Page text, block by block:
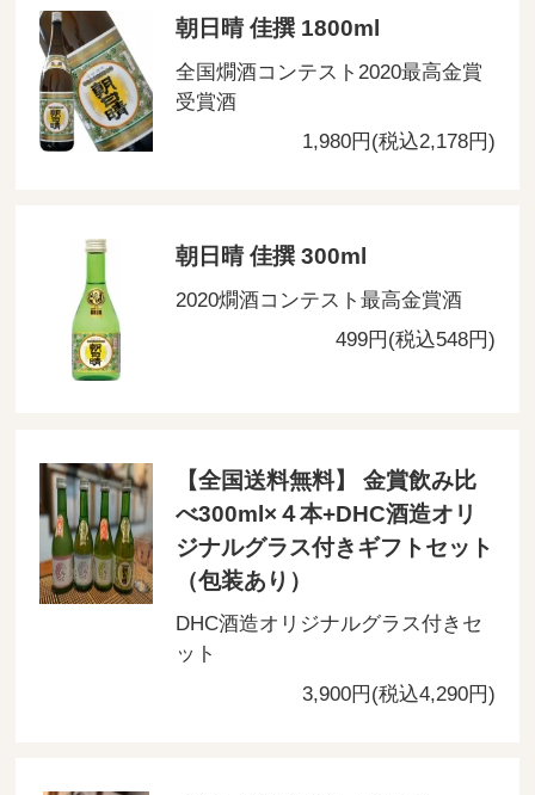
朝日晴 佳撰 1800ml
全国燗酒コンテスト2020最高金賞
受賞酒
1,980円(税込2,178円)
朝日晴 佳撰 300ml
2020燗酒コンテスト最高金賞酒
499円(税込548円)
【全国送料無料】 金賞飲み比
べ300ml×４本+DHC酒造オリ
ジナルグラス付きギフトセット
（包装あり）
DHC酒造オリジナルグラス付きセ
ット
3,900円(税込4,290円)